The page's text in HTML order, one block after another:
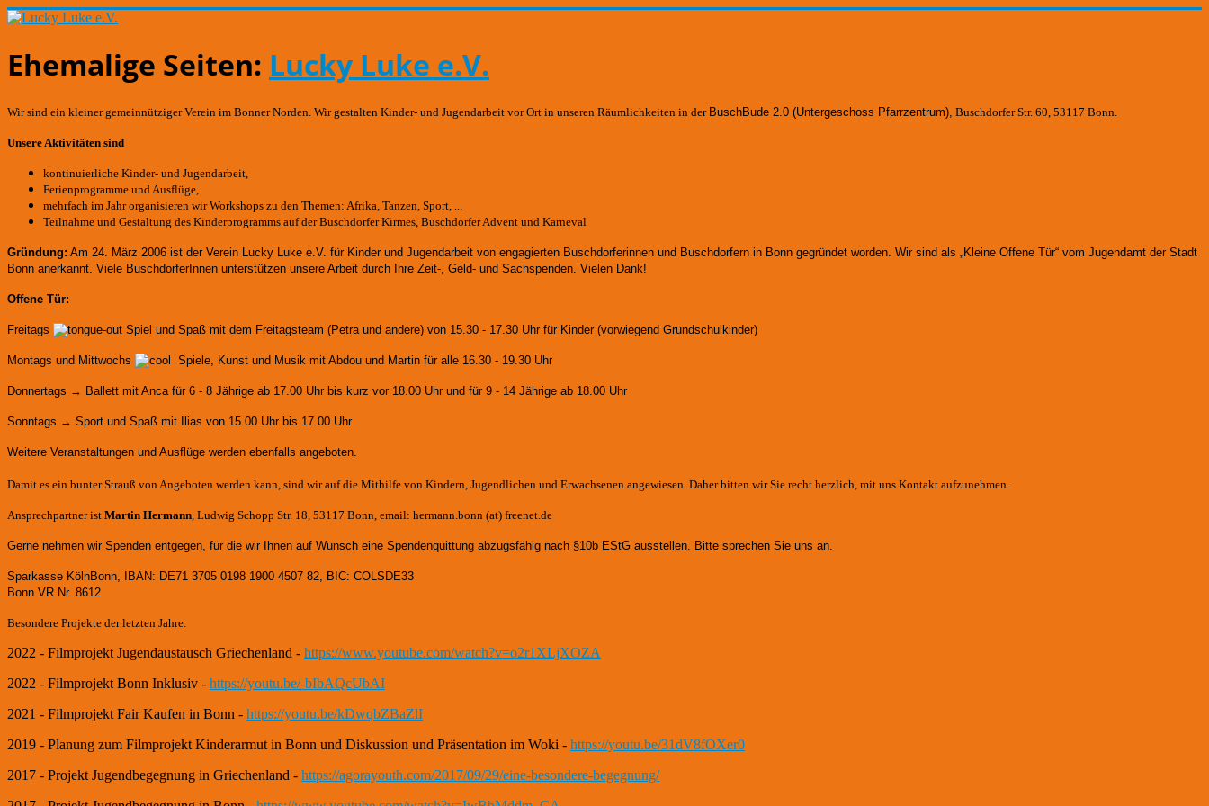
Ehemalige Seiten: Lucky Luke e.V.
Wir sind ein kleiner gemeinnütziger Verein im Bonner Norden. Wir gestalten Kinder- und Jugendarbeit vor Ort in unseren Räumlichkeiten in der BuschBude 2.0 (Untergeschoss Pfarrzentrum) Buschdorfer Str. 60, 53117 Bonn.
Unsere Aktivitäten sind
kontinuierliche Kinder- und Jugendarbeit,
Ferienprogramme und Ausflüge,
mehrfach im Jahr organisieren wir Workshops zu den Themen: Afrika, Tanzen, Sport, ...
Teilnahme und Gestaltung des Kinderprogramms auf der Buschdorfer Kirmes, Buschdorfer Advent und Karneval
Gründung: Am 24. März 2006 ist der Verein Lucky Luke e.V. für Kinder und Jugendarbeit von engagierten Buschdorferinnen und Buschdorfern in Bonn gegründet worden. Wir sind als „Kleine Offene Tür“ vom Jugendamt der Stadt
Bonn anerkannt. Viele BuschdorferInnen unterstützen unsere Arbeit durch Ihre Zeit-, Geld- und Sachspenden. Vielen Dank!
Offene Tür:
Freitags Spiel und Spaß mit dem Freitagsteam (Petra und andere) von 15.30 - 17.30 Uhr für Kinder (vorwiegend Grundschulkinder)
Montags und Mittwochs Spiele, Kunst und Musik mit Abdou und Martin für alle 16.30 - 19.30 Uhr
Donnertags → Ballett mit Anca für 6 - 8 Jährige ab 17.00 Uhr bis kurz vor 18.00 Uhr und für 9 - 14 Jährige ab 18.00 Uhr
Sonntags → Sport und Spaß mit Ilias von 15.00 Uhr bis 17.00 Uhr
Weitere Veranstaltungen und Ausflüge werden ebenfalls angeboten.
Damit es ein bunter Strauß von Angeboten werden kann, sind wir auf die Mithilfe von Kindern, Jugendlichen und Erwachsenen angewiesen. Daher bitten wir Sie recht herzlich, mit uns Kontakt aufzunehmen.
Ansprechpartner ist Martin Hermann , Ludwig Schopp Str. 18, 53117 Bonn, email: hermann.bonn (at) freenet.de
Gerne nehmen wir Spenden entgegen, für die wir Ihnen auf Wunsch eine Spendenquittung abzugsfähig nach §10b EStG ausstellen. Bitte sprechen Sie uns an.
Sparkasse KölnBonn, IBAN: DE71 3705 0198 1900 4507 82, BIC: COLSDE33
Bonn VR Nr. 8612
Besondere Projekte der letzten Jahre:
2022 - Filmprojekt Jugendaustausch Griechenland - https://www.youtube.com/watch?v=o2r1XLjXOZA
2022 - Filmprojekt Bonn Inklusiv - https://youtu.be/-bIbAQcUbAI
2021 - Filmprojekt Fair Kaufen in Bonn - https://youtu.be/kDwqbZBaZlI
2019 - Planung zum Filmprojekt Kinderarmut in Bonn und Diskussion und Präsentation im Woki - https://youtu.be/31dV8fOXer0
2017 - Projekt Jugendbegegnung in Griechenland - https://agorayouth.com/2017/09/29/eine-besondere-begegnung/